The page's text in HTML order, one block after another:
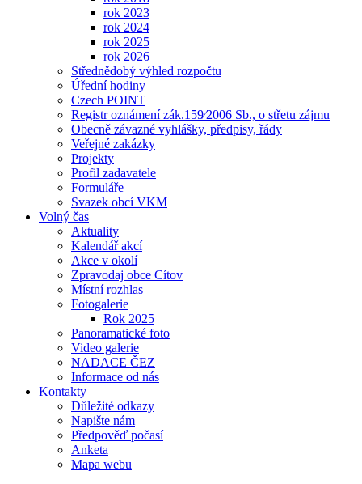
rok 2023
rok 2024
rok 2025
rok 2026
Střednědobý výhled rozpočtu
Úřední hodiny
Czech POINT
Registr oznámení zák.159⁄2006 Sb., o střetu zájmu
Obecně závazné vyhlášky, předpisy, řády
Veřejné zakázky
Projekty
Profil zadavatele
Formuláře
Svazek obcí VKM
Volný čas
Aktuality
Kalendář akcí
Akce v okolí
Zpravodaj obce Cítov
Místní rozhlas
Fotogalerie
Rok 2025
Panoramatické foto
Video galerie
NADACE ČEZ
Informace od nás
Kontakty
Důležité odkazy
Napište nám
Předpověď počasí
Anketa
Mapa webu